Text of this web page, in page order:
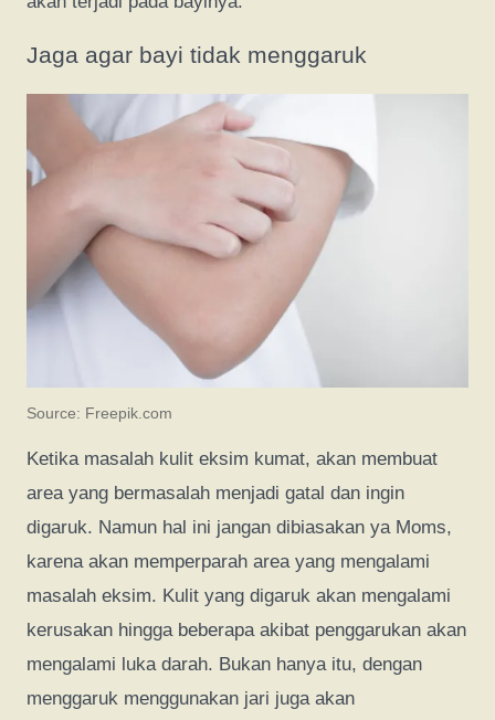
Jaga agar bayi tidak menggaruk
Source: Freepik.com
Ketika masalah kulit eksim kumat, akan membuat
area yang bermasalah menjadi gatal dan ingin
digaruk. Namun hal ini jangan dibiasakan ya Moms,
karena akan memperparah area yang mengalami
masalah eksim. Kulit yang digaruk akan mengalami
kerusakan hingga beberapa akibat penggarukan akan
mengalami luka darah. Bukan hanya itu, dengan
menggaruk menggunakan jari juga akan